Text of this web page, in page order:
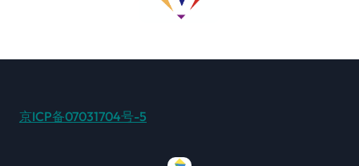
京ICP备07031704号-5